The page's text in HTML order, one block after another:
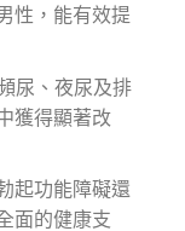
性，能有效提
尿、夜尿及排
獲得顯著改
起功能障礙還
面的健康支